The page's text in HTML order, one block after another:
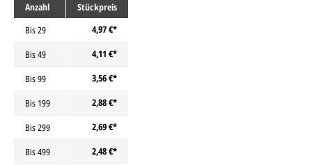
Anzahl
Stückpreis
Bis29
4,97 €*
Bis49
4,11 €*
Bis99
3,56 €*
Bis 199
2,88 €*
Bis299
2,69 €*
Bis499
2,48 €*